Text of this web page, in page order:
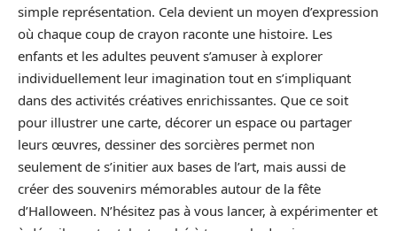
simple représentation. Cela devient un moyen d’expression
où chaque coup de crayon raconte une histoire. Les
enfants et les adultes peuvent s’amuser à explorer
individuellement leur imagination tout en s’impliquant
dans des activités créatives enrichissantes. Que ce soit
pour illustrer une carte, décorer un espace ou partager
leurs œuvres, dessiner des sorcières permet non
seulement de s’initier aux bases de l’art, mais aussi de
créer des souvenirs mémorables autour de la fête
d’Halloween. N’hésitez pas à vous lancer, à expérimenter et